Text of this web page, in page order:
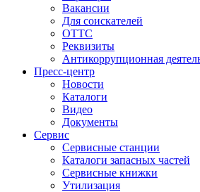
Вакансии
Для соискателей
ОТТС
Реквизиты
Антикоррупционная
Пресс-центр
Новости
Каталоги
Видео
Документы
Сервис
Сервисные станции
Каталоги запасных частей
Сервисные книжки
Утилизация